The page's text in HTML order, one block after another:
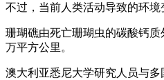
不过，当前人类活动导致的环
珊瑚礁由死亡珊瑚虫的碳酸钙
万平方公里。
澳大利亚悉尼大学研究人员与